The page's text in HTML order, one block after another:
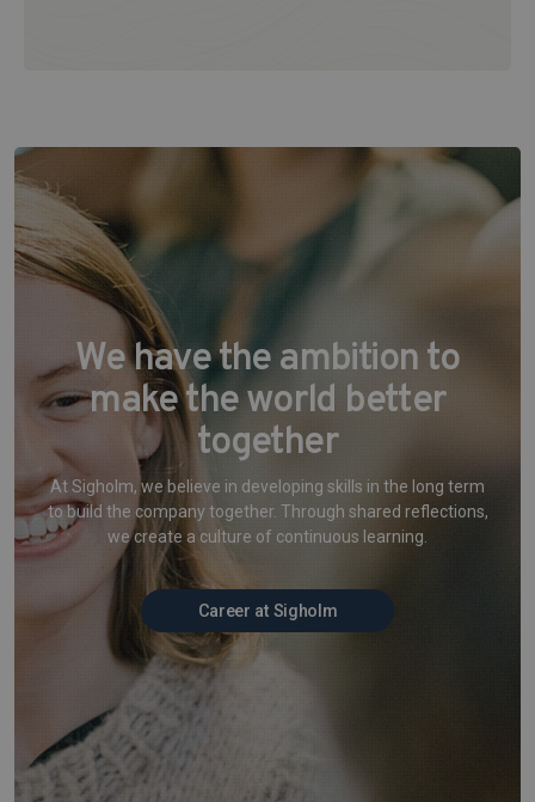
We have the ambition to
make the world better
together
At Sigholm, we believe in developing skills in the long term
to build the company together. Through shared reflections,
we create a culture of continuous learning.
Career at Sigholm